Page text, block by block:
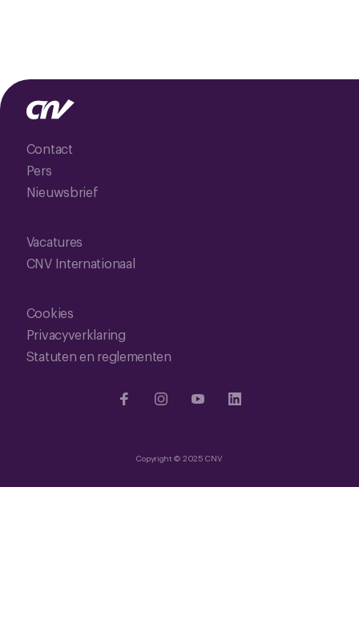
Contact
Pers
Nieuwsbrief
Vacatures
CNV Internationaal
Cookies
Privacyverklaring
Statuten en reglementen
Copyright © 2025 CNV